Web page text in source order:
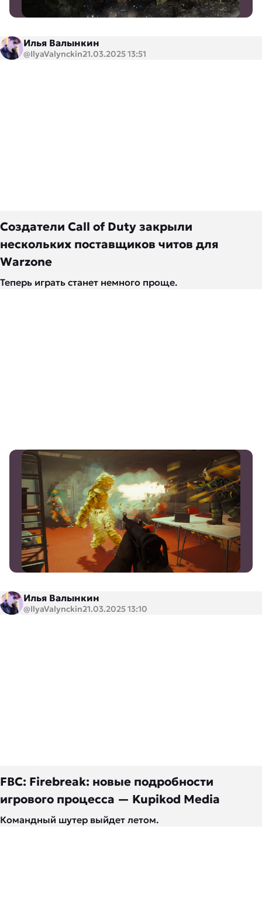
Создатели Call of Duty закрыли
нескольких поставщиков читов для
Warzone
Теперь играть станет немного проще.
Илья Валынкин
@IlyaValynckin21.03.2025 13:51
FBC: Firebreak: новые подробности
игрового процесса — Kupikod Media
Командный шутер выйдет летом.
Илья Валынкин
@IlyaValynckin21.03.2025 13:10